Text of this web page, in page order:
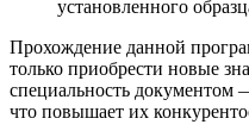
установленного
Прохождение данной
только приобрести новые
специальность
что повышает их